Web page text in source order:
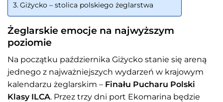
Giżycko – stolica polskiego żeglarstwa
Żeglarskie emocje na najwyższym
poziomie
Na początku października Giżycko stanie się areną
jednego z najważniejszych wydarzeń w krajowym
kalendarzu żeglarskim – Finału Pucharu Polski
Klasy ILCA. Przez trzy dni port Ekomarina będzie